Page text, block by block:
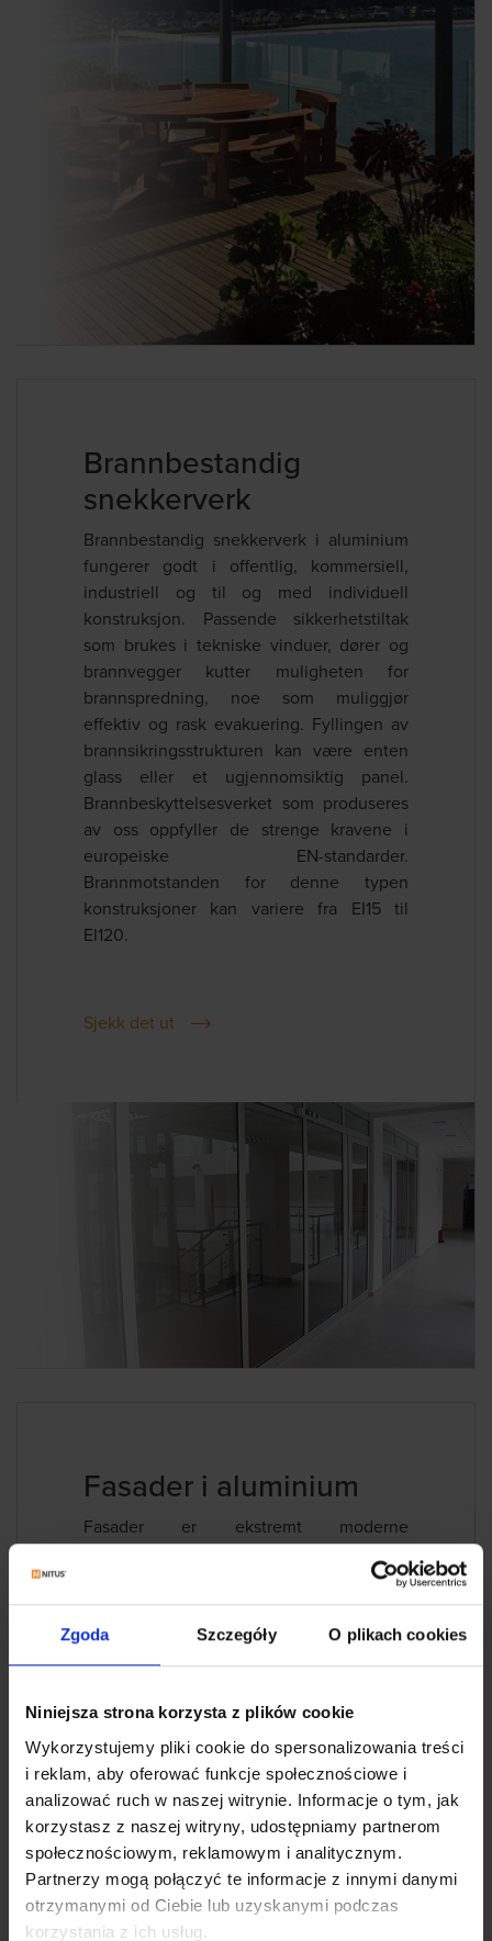
Zgoda Szczegóły O plikach cookies
Niniejsza strona korzysta z plików cookie
Wykorzystujemy pliki cookie do spersonalizowania treści
i reklam, aby oferować funkcje społecznościowe i
analizować ruch w naszej witrynie. Informacje o tym, jak
korzystasz z naszej witryny, udostępniamy partnerom
społecznościowym, reklamowym i analitycznym.
Partnerzy mogą połączyć te informacje z innymi danymi
otrzymanymi od Ciebie lub uzyskanymi podczas
korzystania z ich usług.
Brannbestandig
snekkerverk
Brannbestandig snekkerverk i aluminium
fungerer godt i offentlig, kommersiell,
industriell og til og med individuell
konstruksjon. Passende sikkerhetstiltak
som brukes i tekniske vinduer, dører og
brannvegger kutter muligheten for
brannspredning, noe som muliggjør
effektiv og rask evakuering. Fyllingen av
brannsikringsstrukturen kan være enten
glass eller et ugjennomsiktig panel.
Brannbeskyttelsesverket som produseres
av oss oppfyller de strenge kravene i
europeiske EN-standarder.
Brannmotstanden for denne typen
konstruksjoner kan variere fra EI15 til
EI120.
Sjekk det ut
Fasader i aluminium
Fasader er ekstremt moderne
aluminiumsprofilsystemer. De brukes til å
konstruere glasserte fasader på offentlige
bygg, for eksempel: banker, hoteller,
i økende grad i moderne eneboliger.
Aluminiumskonstruksjoner gir
ekstraordinær eleganse til bygningen og
sikrer optimal belysning av bygningens
interiør med naturlig lys. Effektive fasader
av glass og aluminium gir ubegrenset
designfrihet, altså implementering av
dristige visjoner fra designere. I moderne
arkitektur er spesielt populære